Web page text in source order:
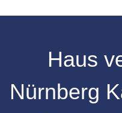
Haus
Nürnberg